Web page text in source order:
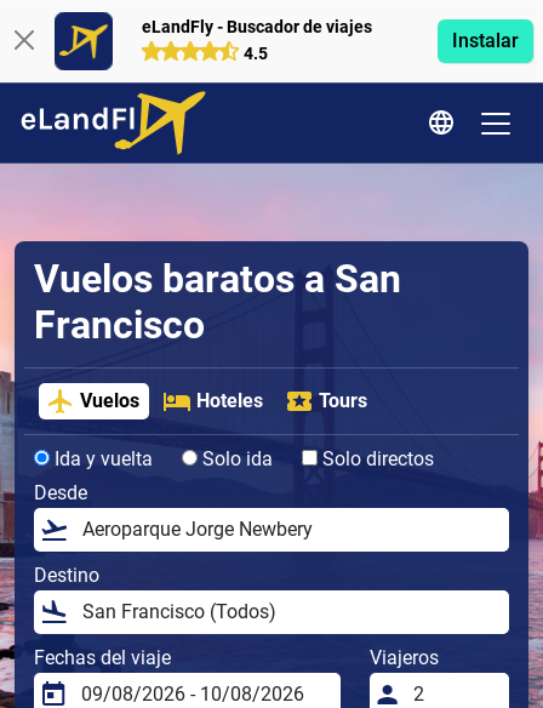
eLandFly - Buscador de viajes
4.5
Instalar
Vuelos baratos a San
Francisco
Vuelos Hoteles Tours
Ida y vuelta Solo ida
Solo directos
Desde
Destino
Fechas del viaje Viajeros